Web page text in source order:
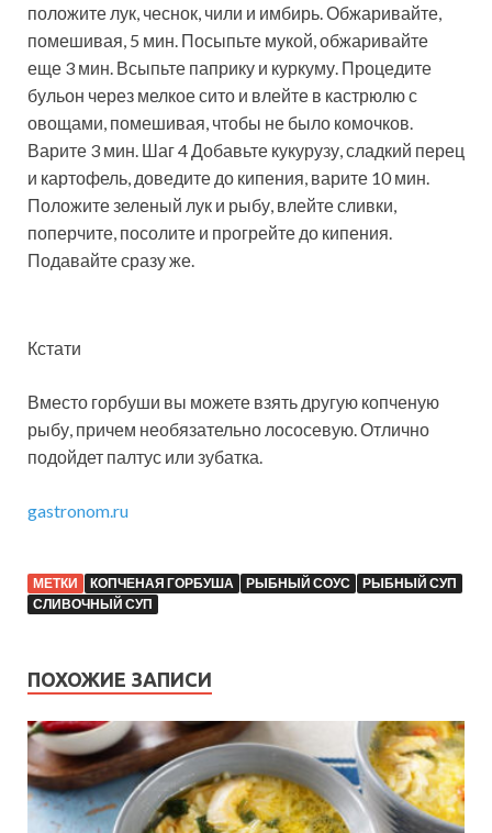
положите лук, чеснок, чили и имбирь. Обжаривайте,
помешивая, 5 мин. Посыпьте мукой, обжаривайте
еще 3 мин. Всыпьте паприку и куркуму. Процедите
бульон через мелкое сито и влейте в кастрюлю с
овощами, помешивая, чтобы не было комочков.
Варите 3 мин. Шаг 4 Добавьте кукурузу, сладкий перец
и картофель, доведите до кипения, варите 10 мин.
Положите зеленый лук и рыбу, влейте сливки,
поперчите, посолите и прогрейте до кипения.
Подавайте сразу же.
Кстати
Вместо горбуши вы можете взять другую копченую
рыбу, причем необязательно лососевую. Отлично
подойдет палтус или зубатка.
gastronom.ru
МЕТКИ КОПЧЕНАЯ ГОРБУША РЫБНЫЙ СОУС
РЫБНЫЙ СУП
СЛИВОЧНЫЙ СУП
ПОХОЖИЕ ЗАПИСИ